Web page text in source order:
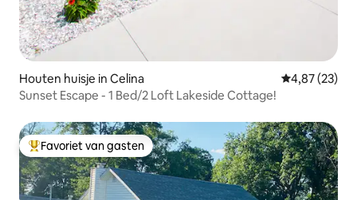
Houten huisje in Celina Gemiddelde
4,87 (23)
Sunset Escape - 1 Bed/2 Loft Lakeside Cottage!
Topfavoriet van gasten
Favoriet van gasten